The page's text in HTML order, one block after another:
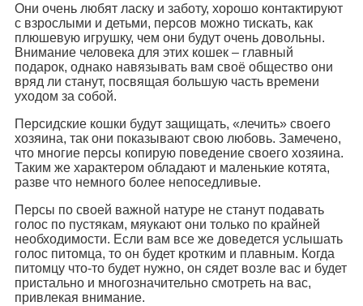
Они очень любят ласку и заботу, хорошо контактируют
с взрослыми и детьми, персов можно тискать, как
плюшевую игрушку, чем они будут очень довольны.
Внимание человека для этих кошек – главный
подарок, однако навязывать вам своё общество они
вряд ли станут, посвящая большую часть времени
уходом за собой.
Персидские кошки будут защищать, «лечить» своего
хозяина, так они показывают свою любовь. Замечено,
что многие персы копирую поведение своего хозяина.
Таким же характером обладают и маленькие котята,
разве что немного более непоседливые.
Персы по своей важной натуре не станут подавать
голос по пустякам, мяукают они только по крайней
необходимости. Если вам все же доведется услышать
голос питомца, то он будет кротким и плавным. Когда
питомцу что-то будет нужно, он сядет возле вас и будет
пристально и многозначительно смотреть на вас,
привлекая внимание.